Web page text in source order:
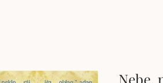
Nebe,